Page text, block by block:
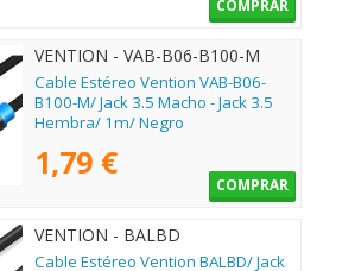
COMPRAR
VENTION - VAB-B06-B100-M
Cable Estéreo Vention VAB-B06-
B100-M/ Jack 3.5 Macho - Jack 3.5
Hembra/ 1m/ Negro
1,79 €
COMPRAR
VENTION - BALBD
Cable Estéreo Vention BALBD/ Jack